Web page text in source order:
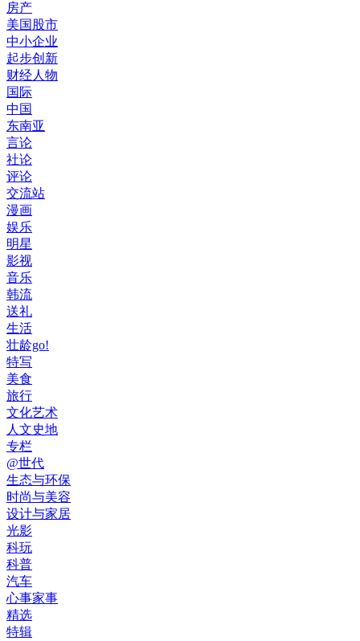
房产
美国股市
中小企业
起步创新
财经人物
国际
中国
东南亚
言论
社论
评论
交流站
漫画
娱乐
明星
影视
音乐
韩流
送礼
生活
壮龄go!
特写
美食
旅行
文化艺术
人文史地
专栏
@世代
生态与环保
时尚与美容
设计与家居
光影
科玩
科普
汽车
心事家事
精选
特辑